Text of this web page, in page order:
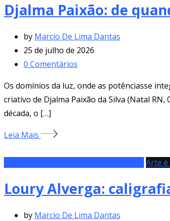
Djalma Paixão: de
by Marcio De Lima Dantas
25 de julho de 2026
0 Comentários
Os domínios da luz, onde as potênciasse
criativo de Djalma Paixão da Silva (Natal
década, o […]
Leia Mais
Arte
Loury Alverga:
by Marcio De Lima Dantas